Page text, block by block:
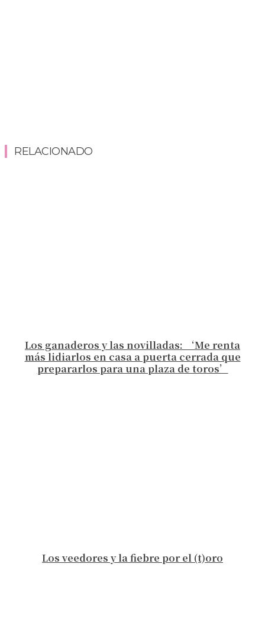
RELACIONADO
Los ganaderos y las novilladas: ‘Me renta
más lidiarlos en casa a puerta cerrada que
prepararlos para una plaza de toros’
Los veedores y la fiebre por el (t)oro